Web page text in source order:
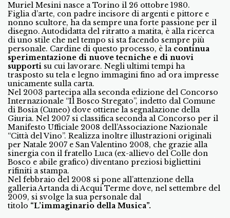
Muriel Mesini nasce a Torino il 26 ottobre 1980.
Figlia d’arte, con padre incisore di argenti e pittore e
nonno scultore, ha da sempre una forte passione per il
disegno. Autodidatta del ritratto a matita, è alla ricerca
di uno stile che nel tempo si sta facendo sempre più
personale. Cardine di questo processo, è la continua
sperimentazione di nuove tecniche e di nuovi
supporti su cui lavorare. Negli ultimi tempi ha
trasposto su tela e legno immagini fino ad ora impresse
unicamente sulla carta.
Nel 2003 partecipa alla seconda edizione del Concorso
Internazionale “Il Bosco Stregato”, indetto dal Comune
di Bosia (Cuneo) dove ottiene la segnalazione della
Giuria. Nel 2007 si classifica seconda al Concorso per il
Manifesto Ufficiale 2008 dell’Associazione Nazionale
“Città del Vino”. Realizza inoltre illustrazioni originali
per Natale 2007 e San Valentino 2008, che grazie alla
sinergia con il fratello Luca (ex-allievo del Colle don
Bosco e abile grafico) diventano preziosi bigliettini
rifiniti a stampa.
Nel febbraio del 2008 si pone all’attenzione della
galleria Artanda di Acqui Terme dove, nel settembre del
2009, si svolge la sua personale dal
titolo “L’immaginario della Musica”.